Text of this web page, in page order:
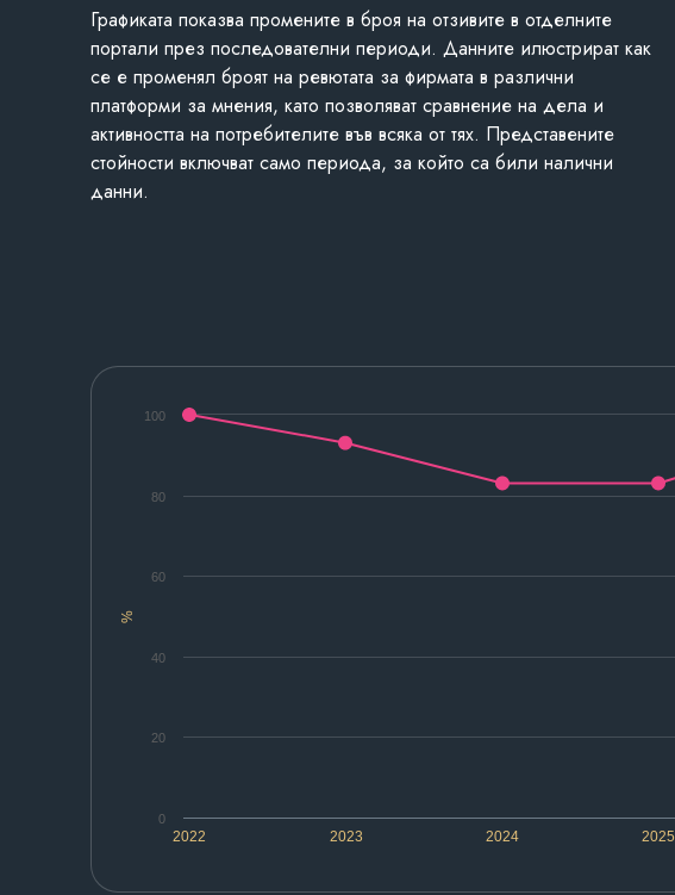
Графиката показва промените в броя на отзивите в отделните
портали през последователни периоди. Данните илюстрират как
се е променял броят на ревютата за фирмата в различни
платформи за мнения, като позволяват сравнение на дела и
активността на потребителите във всяка от тях. Представените
стойности включват само периода, за който са били налични
данни.
%
2022 2023 2024 2025
0
20
40
60
80
100